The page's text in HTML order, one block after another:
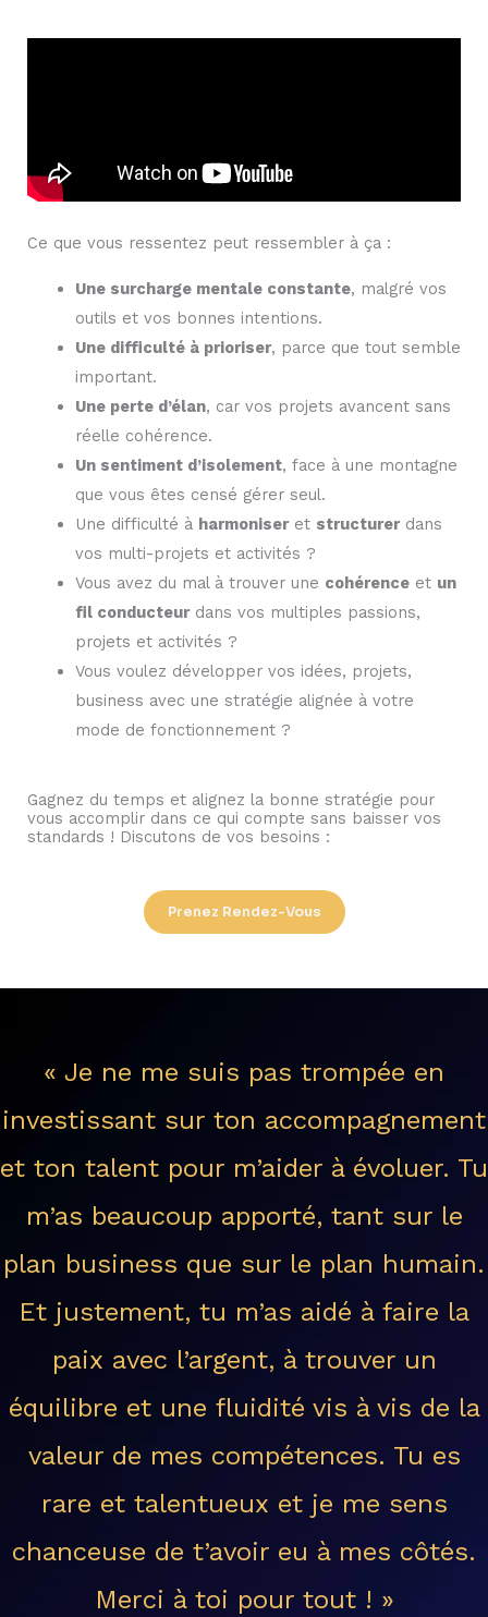
Ce que vous ressentez peut ressembler à ça :
Une surcharge mentale constante, malgré vos
outils et vos bonnes intentions.
Une difficulté à prioriser, parce que tout semble
important.
Une perte d’élan, car vos projets avancent sans
réelle cohérence.
Un sentiment d’isolement, face à une montagne
que vous êtes censé gérer seul.
Une difficulté à harmoniseret structurerdans
vos multi-projets et activités ?
Vous avez du mal à trouver une cohérenceet un
fil conducteurdans vos multiples passions,
projets et activités ?
Vous voulez développer vos idées, projets,
business avec une stratégie alignée à votre
mode de fonctionnement ?
Gagnez du temps et alignez la bonne stratégie pour
vous accomplir dans ce qui compte sans baisser vos
standards ! Discutons de vos besoins :
Prenez Rendez-Vous
« Je ne me suis pas trompée en
investissant sur ton accompagnement
et ton talent pour m’aider à évoluer. Tu
m’as beaucoup apporté, tant sur le
plan business que sur le plan humain.
Et justement, tu m’as aidé à faire la
paix avec l’argent, à trouver un
équilibre et une fluidité vis à vis de la
valeur de mes compétences. Tu es
rare et talentueux et je me sens
chanceuse de t’avoir eu à mes côtés.
Merci à toi pour tout ! »